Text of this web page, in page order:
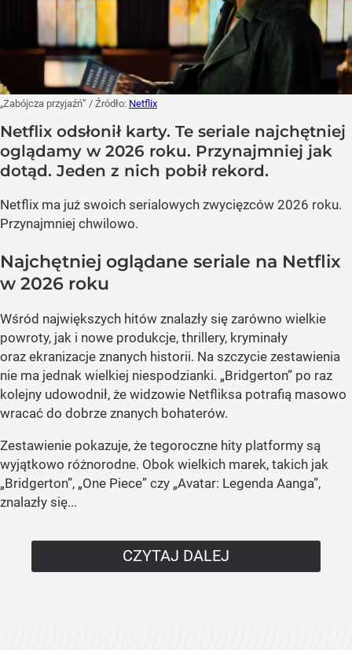
„Zabójcza przyjaźń” / Źródło: Netflix
Netflix odsłonił karty. Te seriale najchętniej
oglądamy w 2026 roku. Przynajmniej jak
dotąd. Jeden z nich pobił rekord.
Netflix ma już swoich serialowych zwycięzców 2026 roku.
Przynajmniej chwilowo.
Najchętniej oglądane seriale na Netflix
w 2026 roku
Wśród największych hitów znalazły się zarówno wielkie
powroty, jak i nowe produkcje, thrillery, kryminały
oraz ekranizacje znanych historii. Na szczycie zestawienia
nie ma jednak wielkiej niespodzianki. „Bridgerton” po raz
kolejny udowodnił, że widzowie Netfliksa potrafią masowo
wracać do dobrze znanych bohaterów.
Zestawienie pokazuje, że tegoroczne hity platformy są
wyjątkowo różnorodne. Obok wielkich marek, takich jak
„Bridgerton”, „One Piece” czy „Avatar: Legenda Aanga”,
znalazły się...
CZYTAJ DALEJ